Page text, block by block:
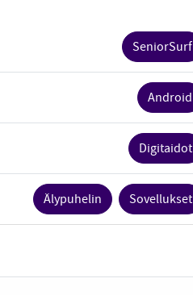
SeniorSurf
Android
Digitaidot
Älypuhelin Sovellukset